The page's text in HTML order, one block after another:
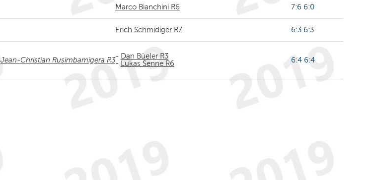
Marco Bianchini R6 7:6 6:0
Erich Schmidiger R7 6:3 6:3
Jean-Christian Rusimbamigera R3- Dan Büeler R3
-
Lukas Senne R6 6:4 6:4